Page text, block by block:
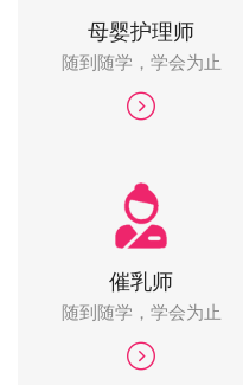
母婴护理师
随到随学，学会为止
催乳师
随到随学，学会为止